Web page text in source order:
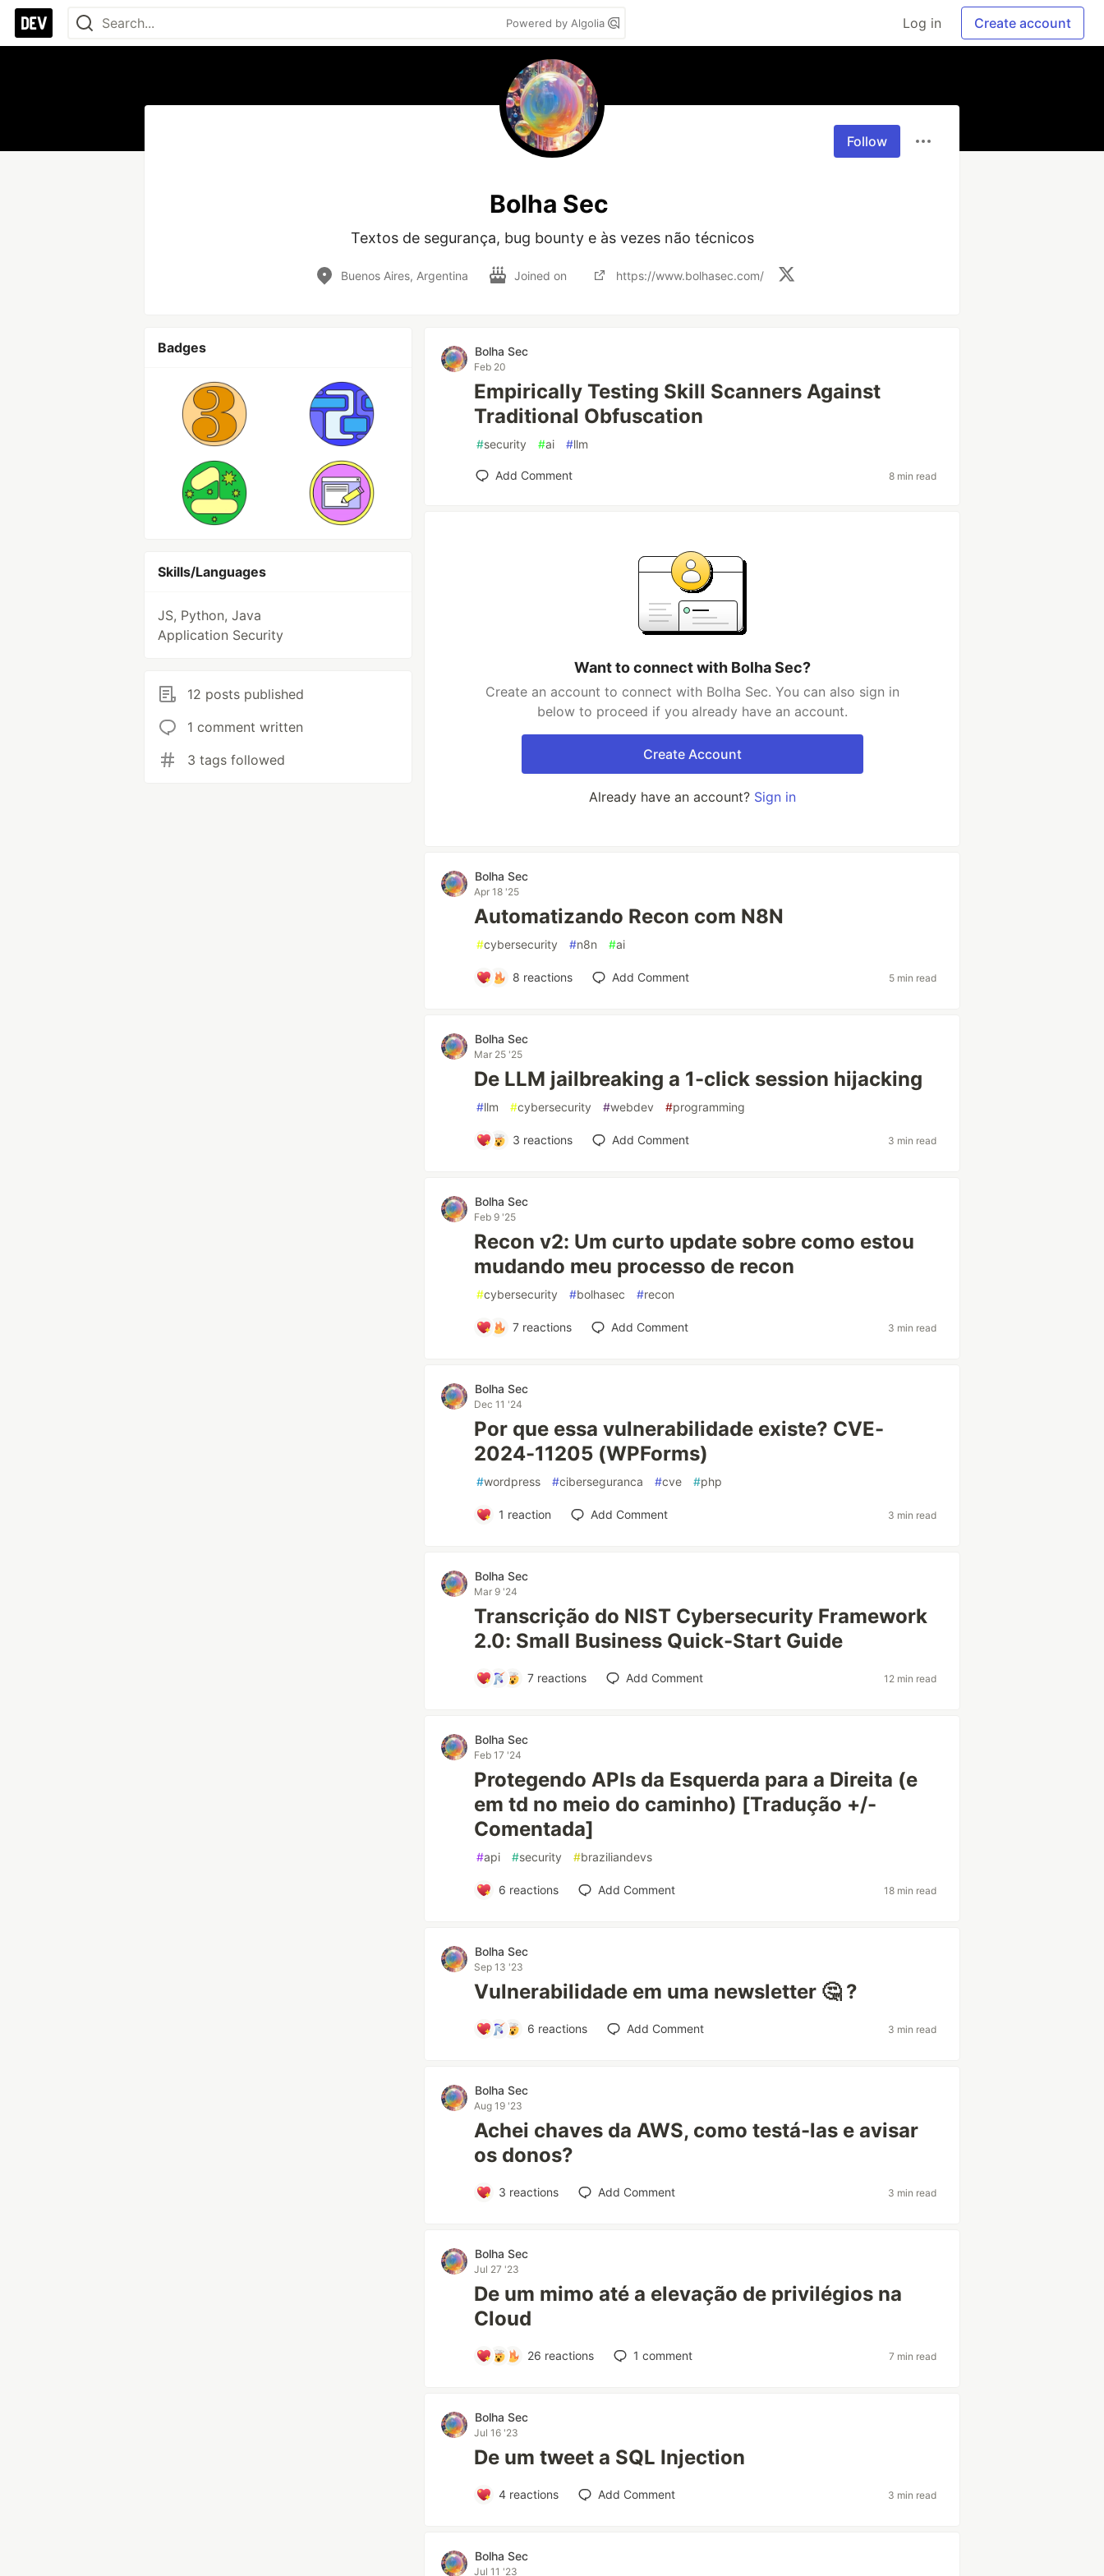
Powered by Algolia Log in Create account
Follow
Bolha Sec
Textos de segurança, bug bounty e às vezes não técnicos
Buenos Aires, Argentina Joined on https://www.bolhasec.com/
Badges
Skills/Languages
JS, Python, Java
Application Security
12 posts published
1 comment written
3 tags followed
Bolha Sec
Feb 20
Empirically Testing Skill Scanners Against
Traditional Obfuscation
#security #ai #llm
Add Comment 8 min read
Want to connect with Bolha Sec?
Create an account to connect with Bolha Sec. You can also sign in
below to proceed if you already have an account.
Create Account
Already have an account? Sign in
Bolha Sec
Apr 18 '25
Automatizando Recon com N8N
#cybersecurity #n8n #ai
8 reactions Add Comment 5 min read
Bolha Sec
Mar 25 '25
De LLM jailbreaking a 1-click session hijacking
#llm #cybersecurity #webdev #programming
3 reactions Add Comment 3 min read
Bolha Sec
Feb 9 '25
Recon v2: Um curto update sobre como estou
mudando meu processo de recon
#cybersecurity #bolhasec #recon
7 reactions Add Comment 3 min read
Bolha Sec
Dec 11 '24
Por que essa vulnerabilidade existe? CVE-
2024-11205 (WPForms)
#wordpress #ciberseguranca #cve #php
1 reaction Add Comment 3 min read
Bolha Sec
Mar 9 '24
Transcrição do NIST Cybersecurity Framework
2.0: Small Business Quick-Start Guide
7reactions Add Comment 12 min read
Bolha Sec
Feb 17 '24
Protegendo APIs da Esquerda para a Direita (e
em td no meio do caminho) [Tradução +/-
Comentada]
#api #security #braziliandevs
6 reactions Add Comment 18 min read
Bolha Sec
Sep 13 '23
Vulnerabilidade em uma newsletter 🤔 ?
6 reactions Add Comment 3 min read
Bolha Sec
Aug 19 '23
Achei chaves da AWS, como testá-las e avisar
os donos?
3 reactions Add Comment 3 min read
Bolha Sec
Jul 27 '23
De um mimo até a elevação de privilégios na
Cloud
26 reactions 1 comment 7 min read
Bolha Sec
Jul 16 '23
De um tweet a SQL Injection
4reactions Add Comment 3 min read
Bolha Sec
Jul 11 '23